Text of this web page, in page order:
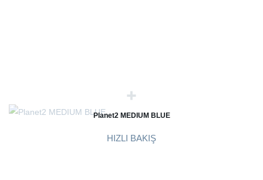
Planet2 MEDIUM BLUE
HIZLI BAKIŞ